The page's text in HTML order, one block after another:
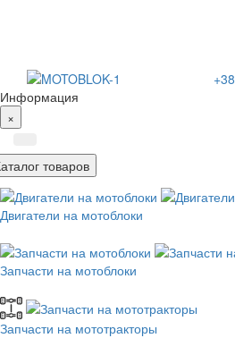
Информация
×
товаров
Двигатели на мотоблоки
Запчасти на мотоблоки
Запчасти на мототракторы